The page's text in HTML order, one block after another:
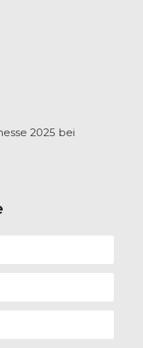
2025 bei